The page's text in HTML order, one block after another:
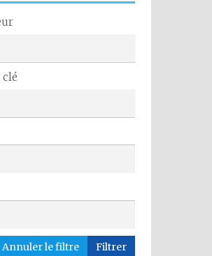
Filtrer
Annuler le filtre